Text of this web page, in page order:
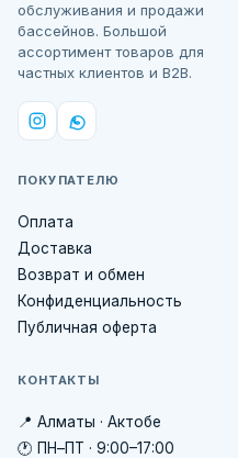
обслуживания и продажи
бассейнов. Большой
ассортимент товаров для
частных клиентов и B2B.
ПОКУПАТЕЛЮ
Оплата
Доставка
Возврат и обмен
Конфиденциальность
Публичная оферта
КОНТАКТЫ
📍 Алматы · Актобе
🕐 ПН–ПТ · 9:00–17:00